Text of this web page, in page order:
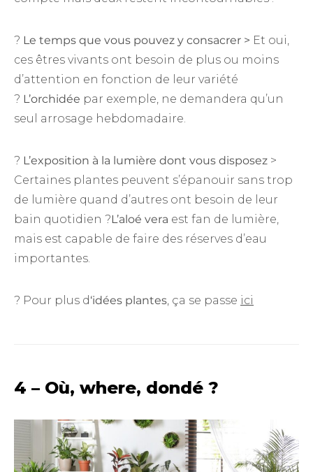
? Le temps que vous pouvez y consacrer > Et oui,
ces êtres vivants ont besoin de plus ou moins
d’attention en fonction de leur variété
? L’orchidée par exemple, ne demandera qu’un
seul arrosage hebdomadaire.
? L’exposition à la lumière dont vous disposez >
Certaines plantes peuvent s’épanouir sans trop
de lumière quand d’autres ont besoin de leur
bain quotidien ?L’aloé vera est fan de lumière,
mais est capable de faire des réserves d’eau
importantes.
? Pour plus d‘idées plantes, ça se passe ici
4 – Où, where, dondé ?